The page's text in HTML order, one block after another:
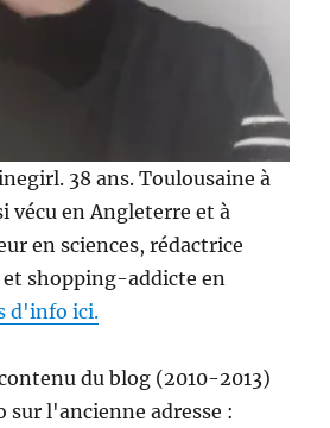
38 ans. Toulousaine à
vécu en Angleterre et à
en sciences, rédactrice
et shopping-addicte en
d'info ici.
du blog (2010-2013)
sur l'ancienne adresse :